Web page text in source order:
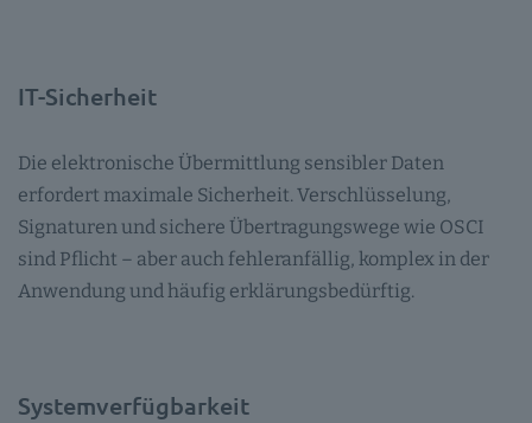
IT-Sicherheit
Die elektronische Übermittlung sensibler Daten
erfordert maximale Sicherheit. Verschlüsselung,
Signaturen und sichere Übertragungswege wie OSCI
sind Pflicht – aber auch fehleranfällig, komplex in der
Anwendung und häufig erklärungsbedürftig.
Systemverfügbarkeit